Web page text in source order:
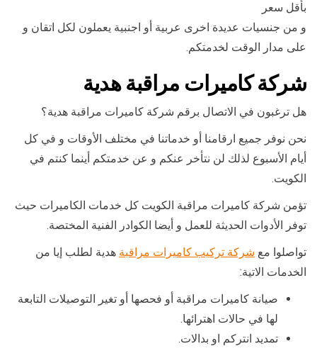
بأقل سعر
و من جنسيات عديدة اخرى عربية أو اجنبية يعملون لكل اتقان و
على مدار الوقت لخدمتكم.
شركة كاميرات مراقبة هدية
هل ترغبون في الاتصال برقم شركة كاميرات مراقبة هدية؟
نحن نوفر جميع ارقامنا أو خدماتنا في مختلف الأوقات و في كل
أيام الأسبوع لذلك لن نتأخر عنكم و عن خدمتكم أينما كنتم في
الكويت.
تؤمن شركة كاميرات مراقبة الكويت كل خدمات الكاميرات حيث
توفر الأدوات الحديثة للعمل و أيضا الكوادر الفنية المختصة.
تواصلوا مع شركة تركيب كاميرات مراقبة هدية لطلب إيا من
الخدمات الاتية:
صيانة كاميرات مراقبة أو فحصها أو تغير التوصيلات التابعة
لها في حالات اهترائها.
تمديد انتركم او بدالات.